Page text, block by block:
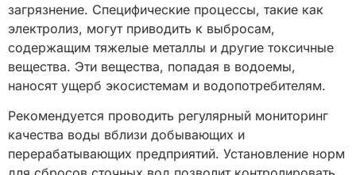
загрязнение. Специфические процессы, такие как
электролиз, могут приводить к выбросам,
содержащим тяжелые металлы и другие токсичные
вещества. Эти вещества, попадая в водоемы,
наносят ущерб экосистемам и водопотребителям.
Рекомендуется проводить регулярный мониторинг
качества воды вблизи добывающих и
перерабатывающих предприятий. Установление норм